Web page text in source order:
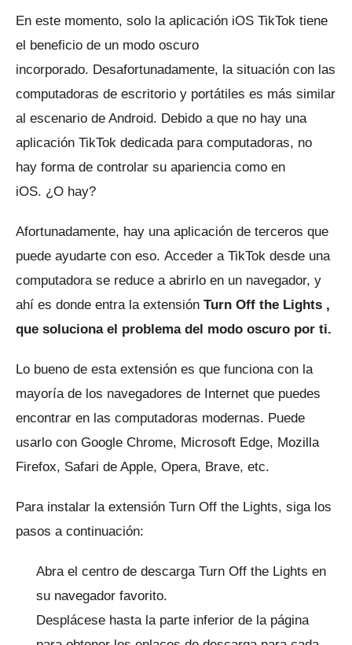
En este momento, solo la aplicación iOS TikTok tiene
el beneficio de un modo oscuro
incorporado. Desafortunadamente, la situación con las
computadoras de escritorio y portátiles es más similar
al escenario de Android. Debido a que no hay una
aplicación TikTok dedicada para computadoras, no
hay forma de controlar su apariencia como en
iOS. ¿O hay?
Afortunadamente, hay una aplicación de terceros que
puede ayudarte con eso. Acceder a TikTok desde una
computadora se reduce a abrirlo en un navegador, y
ahí es donde entra la extensión Turn Off the Lights ,
que soluciona el problema del modo oscuro por ti.
Lo bueno de esta extensión es que funciona con la
mayoría de los navegadores de Internet que puedes
encontrar en las computadoras modernas. Puede
usarlo con Google Chrome, Microsoft Edge, Mozilla
Firefox, Safari de Apple, Opera, Brave, etc.
Para instalar la extensión Turn Off the Lights, siga los
pasos a continuación:
Abra el centro de descarga Turn Off the Lights en
su navegador favorito.
Desplácese hasta la parte inferior de la página